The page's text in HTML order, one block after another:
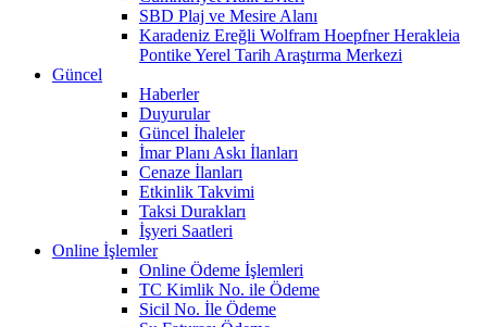
SBD Plaj ve Mesire Alanı
Karadeniz Ereğli Wolfram Hoepfner Herakleia
Pontike Yerel Tarih Araştırma Merkezi
Güncel
Haberler
Duyurular
Güncel İhaleler
İmar Planı Askı İlanları
Cenaze İlanları
Etkinlik Takvimi
Taksi Durakları
İşyeri Saatleri
Online İşlemler
Online Ödeme İşlemleri
TC Kimlik No. ile Ödeme
Sicil No. İle Ödeme